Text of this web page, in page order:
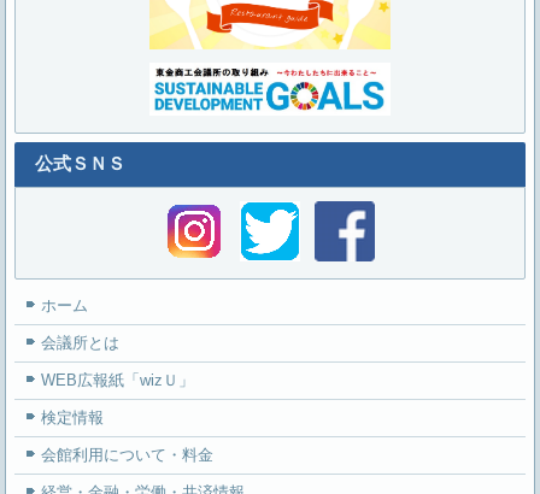
公式ＳＮＳ
ホーム
会議所とは
WEB広報紙「wizＵ」
検定情報
会館利用について・料金